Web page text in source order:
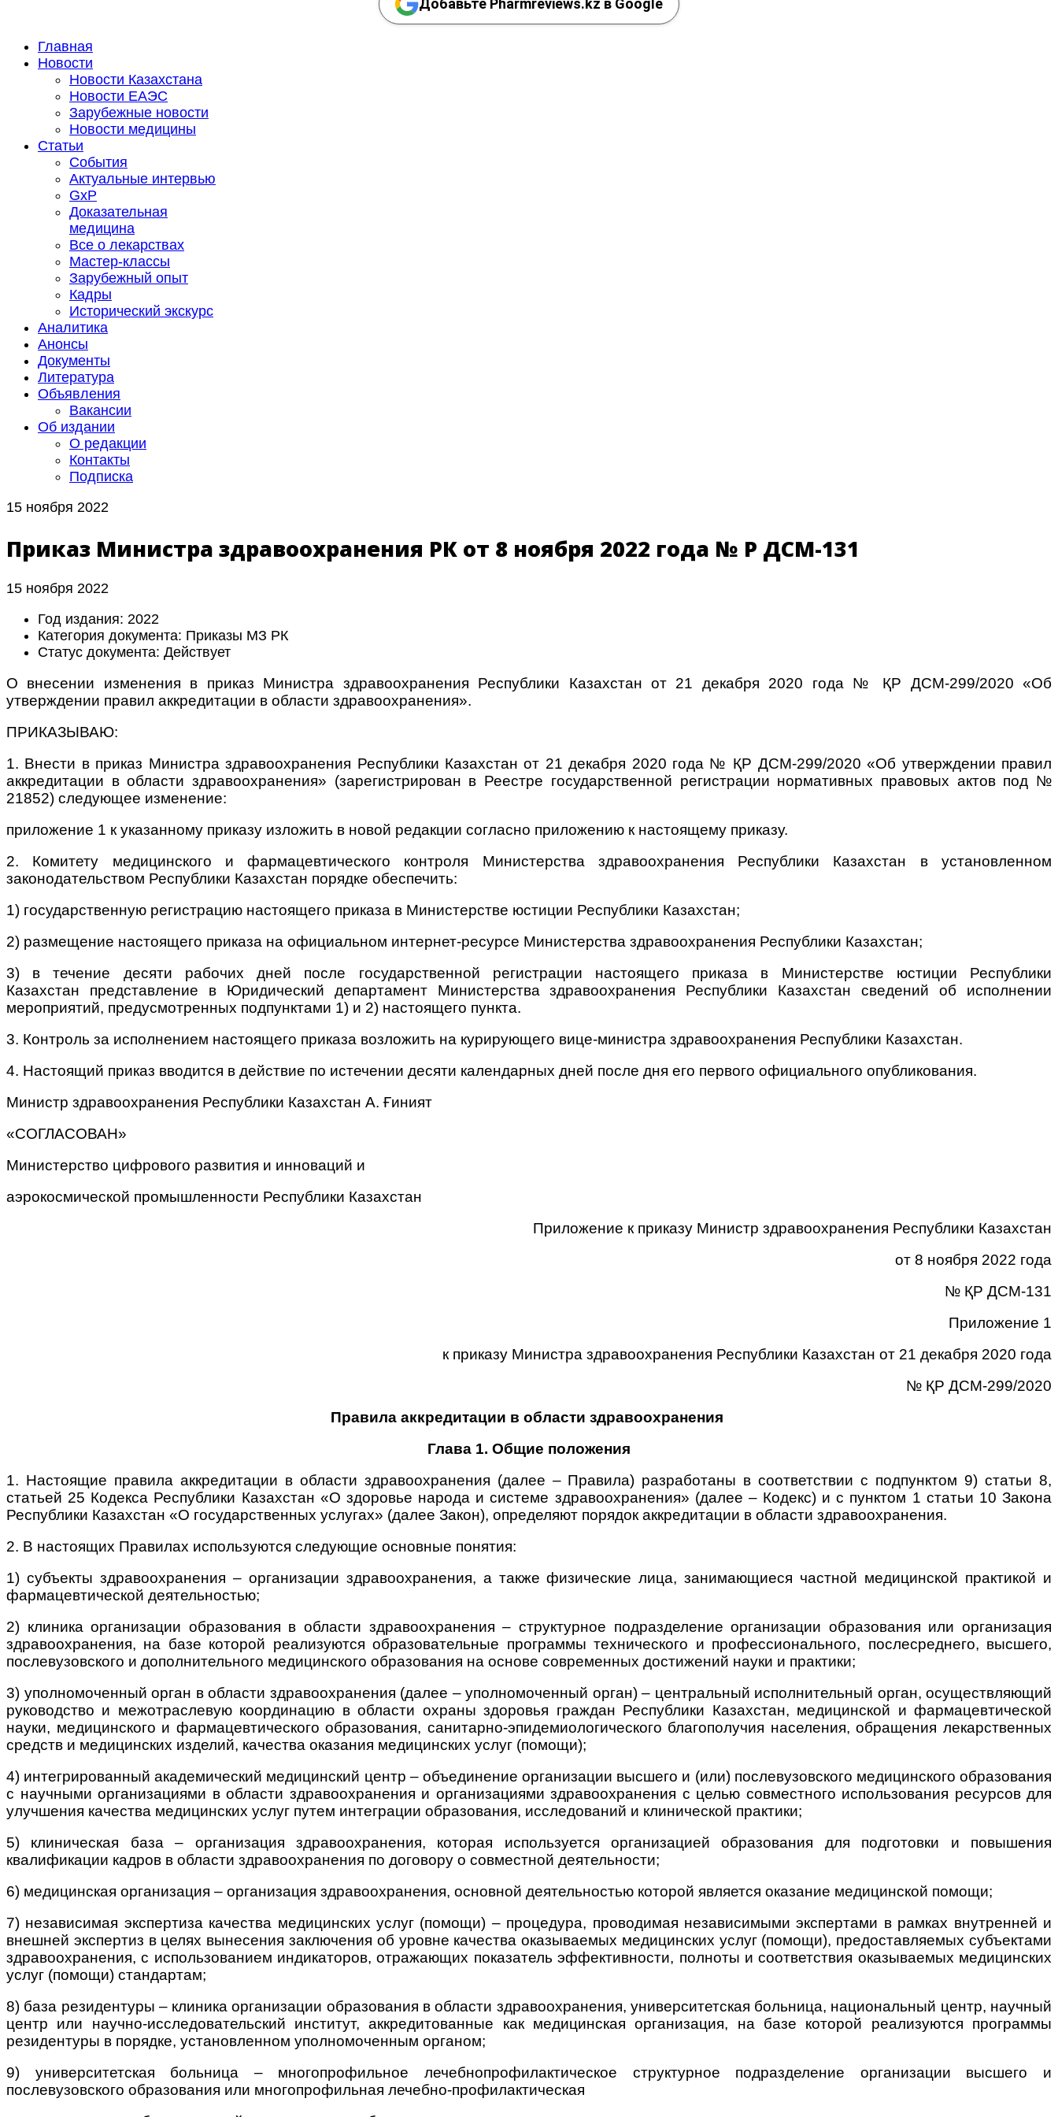
Добавьте Pharmreviews.kz в Google
Главная
Новости
Новости Казахстана
Новости ЕАЭС
Зарубежные новости
Новости медицины
Статьи
События
Актуальные интервью
GxP
Доказательная
медицина
Все о лекарствах
Мастер-классы
Зарубежный опыт
Кадры
Исторический экскурс
Аналитика
Анонсы
Документы
Литература
Объявления
Вакансии
Об издании
О редакции
Контакты
Подписка
15 ноября 2022
Приказ Министра здравоохранения РК от 8 ноября 2022 года № ҚР ДСМ-131
15 ноября 2022
Год издания: 2022
Категория документа: Приказы МЗ РК
Статус документа: Действует
О внесении изменения в приказ Министра здравоохранения Республики Казахстан от 21 декабря 2020 года № ҚР ДСМ-299/2020 «Об
утверждении правил аккредитации в области здравоохранения».
ПРИКАЗЫВАЮ:
1. Внести в приказ Министра здравоохранения Республики Казахстан от 21 декабря 2020 года № ҚР ДСМ-299/2020 «Об утверждении правил
аккредитации в области здравоохранения» (зарегистрирован в Реестре государственной регистрации нормативных правовых актов под №
21852) следующее изменение:
приложение 1 к указанному приказу изложить в новой редакции согласно приложению к настоящему приказу.
2. Комитету медицинского и фармацевтического контроля Министерства здравоохранения Республики Казахстан в установленном
законодательством Республики Казахстан порядке обеспечить:
1) государственную регистрацию настоящего приказа в Министерстве юстиции Республики Казахстан;
2) размещение настоящего приказа на официальном интернет-ресурсе Министерства здравоохранения Республики Казахстан;
3) в течение десяти рабочих дней после государственной регистрации настоящего приказа в Министерстве юстиции Республики
Казахстан представление в Юридический департамент Министерства здравоохранения Республики Казахстан сведений об исполнении
мероприятий, предусмотренных подпунктами 1) и 2) настоящего пункта.
3. Контроль за исполнением настоящего приказа возложить на курирующего вице-министра здравоохранения Республики Казахстан.
4. Настоящий приказ вводится в действие по истечении десяти календарных дней после дня его первого официального опубликования.
Министр здравоохранения Республики Казахстан А. Ғиният
«СОГЛАСОВАН»
Министерство цифрового развития и инноваций и
аэрокосмической промышленности Республики Казахстан
Приложение к приказу Министр здравоохранения Республики Казахстан
от 8 ноября 2022 года
№ ҚР ДСМ-131
Приложение 1
к приказу Министра здравоохранения Республики Казахстан от 21 декабря 2020 года
№ ҚР ДСМ-299/2020
Правила аккредитации в области здравоохранения
Глава 1. Общие положения
1. Настоящие правила аккредитации в области здравоохранения (далее – Правила) разработаны в соответствии с подпунктом 9) статьи 8,
статьей 25 Кодекса Республики Казахстан «О здоровье народа и системе здравоохранения» (далее – Кодекс) и с пунктом 1 статьи 10 Закона
Республики Казахстан «О государственных услугах» (далее Закон), определяют порядок аккредитации в области здравоохранения.
2. В настоящих Правилах используются следующие основные понятия:
1) субъекты здравоохранения – организации здравоохранения, а также физические лица, занимающиеся частной медицинской практикой и
фармацевтической деятельностью;
2) клиника организации образования в области здравоохранения – структурное подразделение организации образования или организация
здравоохранения, на базе которой реализуются образовательные программы технического и профессионального, послесреднего, высшего,
послевузовского и дополнительного медицинского образования на основе современных достижений науки и практики;
3) уполномоченный орган в области здравоохранения (далее – уполномоченный орган) – центральный исполнительный орган, осуществляющий
руководство и межотраслевую координацию в области охраны здоровья граждан Республики Казахстан, медицинской и фармацевтической
науки, медицинского и фармацевтического образования, санитарно-эпидемиологического благополучия населения, обращения лекарственных
средств и медицинских изделий, качества оказания медицинских услуг (помощи);
4) интегрированный академический медицинский центр – объединение организации высшего и (или) послевузовского медицинского образования
с научными организациями в области здравоохранения и организациями здравоохранения с целью совместного использования ресурсов для
улучшения качества медицинских услуг путем интеграции образования, исследований и клинической практики;
5) клиническая база – организация здравоохранения, которая используется организацией образования для подготовки и повышения
квалификации кадров в области здравоохранения по договору о совместной деятельности;
6) медицинская организация – организация здравоохранения, основной деятельностью которой является оказание медицинской помощи;
7) независимая экспертиза качества медицинских услуг (помощи) – процедура, проводимая независимыми экспертами в рамках внутренней и
внешней экспертиз в целях вынесения заключения об уровне качества оказываемых медицинских услуг (помощи), предоставляемых субъектами
здравоохранения, с использованием индикаторов, отражающих показатель эффективности, полноты и соответствия оказываемых медицинских
услуг (помощи) стандартам;
8) база резидентуры – клиника организации образования в области здравоохранения, университетская больница, национальный центр, научный
центр или научно-исследовательский институт, аккредитованные как медицинская организация, на базе которой реализуются программы
резидентуры в порядке, установленном уполномоченным органом;
9) университетская больница – многопрофильное лечебнопрофилактическое структурное подразделение организации высшего и
послевузовского образования или многопрофильная лечебно-профилактическая